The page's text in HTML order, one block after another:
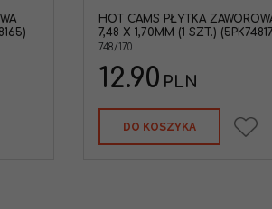
HOT CAMS PŁYTKA
7,48 X 1,70MM (1 SZT.)
748/170
12.90 PLN
DO KOSZYKA